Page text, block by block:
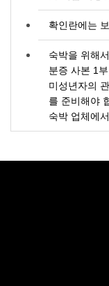
확인란에는
숙박을 위해
분증 사본 1
미성년자의
를 준비해야
숙박 업체에